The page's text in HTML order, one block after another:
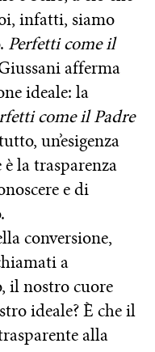
infatti, siamo
Perfetti come il
afferma
ideale: la
come il Padre
un’esigenza
la trasparenza
e di
conversione,
a
il nostro cuore
ideale? È che il
alla